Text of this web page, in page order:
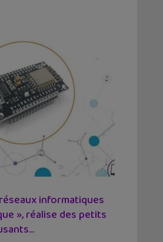
informatiques
», réalise des petits